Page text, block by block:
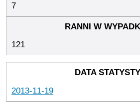
7
121
2013-11-19